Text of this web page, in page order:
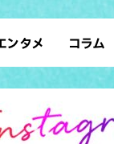
ライブ
ソロ活
SDGs
ローカルニ
ンタメ
ポーツ
ト・芸人
コラム